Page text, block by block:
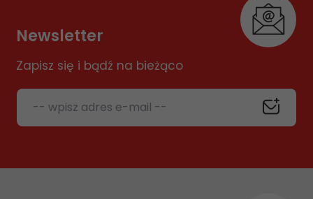
Newsletter
Zapisz się i bądź na bieżąco
-- wpisz adres e-mail --